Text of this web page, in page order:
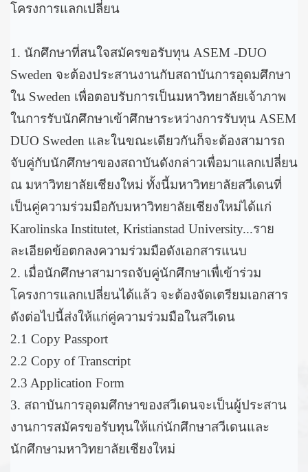
โครงการแลกเปลี่ยน
1. นักศึกษาที่สนใจสมัครขอรับทุน ASEM -DUO
Sweden จะต้องประสานงานกับสถาบันการอุดมศึกษา
ใน Sweden เพื่อตอบรับการเป็นมหาวิทยาลัยเจ้าภาพ
ในการรับนักศึกษาเข้าศึกษาระหว่างการรับทุน ASEM
DUO Sweden และในขณะเดียวกันก็จะต้องสามารถ
จับคู่กับนักศึกษาของสถาบันดังกล่าวเพื่อมาแลกเปลี่ยน
ณ มหาวิทยาลัยเชียงใหม่ ทั้งนี้มหาวิทยาลัยสวีเดนที่
เป็นคู่ความร่วมมือกับมหาวิทยาลัยเชียงใหม่ได้แก่
Karolinska Institutet, Kristianstad University...ราย
ละเอียดข้อตกลงความร่วมมือดังเอกสารแนบ
2. เมื่อนักศึกษาสามารถจับคู่นักศึกษาเพื่เข้าร่วม
โครงการแลกเปลี่ยนได้แล้ว จะต้องจัดเตรียมเอกสาร
ดังต่อไปนี้ส่งให้แก่คู่ความร่วมมือในสวีเดน
2.1 Copy Passport
2.2 Copy of Transcript
2.3 Application Form
3. สถาบันการอุดมศึกษาของสวีเดนจะเป็นผู้ประสาน
งานการสมัครขอรับทุนให้แก่นักศึกษาสวีเดนและ
นักศึกษามหาวิทยาลัยเชียงใหม่